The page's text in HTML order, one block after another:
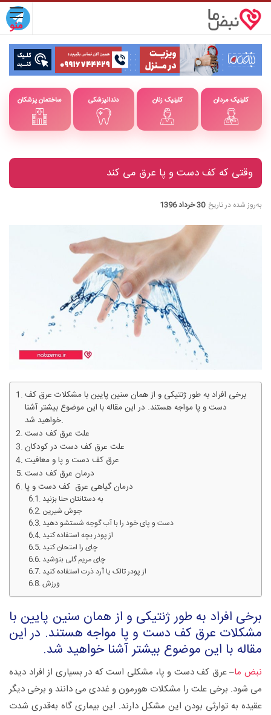
ساختمان پزشکان دندانپزشکی کلینیک زنان کلینیک مردان
وقتی که کف دست و پا عرق می کند
به‌روز شده در تاریخ 30 خرداد 1396
برخی افراد به طور ژنتیکی و از همان سنین پایین با مشکلات عرق کف
دست و پا مواجه هستند. در این مقاله با این موضوع بیشتر آشنا
خواهید شد.
علت عرق کف دست
علت عرق کف دست در کودکان
عرق کف دست و پا و معافیت
درمان عرق کف دست
درمان گیاهی عرق کف دست و پا
به دستانتان حنا بزنید
جوش شیرین
دست و پای خود را با آب گوجه شستشو دهید
از پودر بچه استفاده کنید
چای را امتحان کنید
چای مریم گلی بنوشید
از پودر تالک یا آرد ذرت استفاده کنید
ورزش
برخی افراد به طور ژنتیکی و از همان سنین پایین با
مشکلات عرق کف دست و پا مواجه هستند. در این
مقاله با این موضوع بیشتر آشنا خواهید شد.
نبض ما– عرق کف دست و پا، مشکلی است که در بسیاری از افراد دیده
می شود. برخی علت را مشکلات هورمون و غددی می دانند و برخی دیگر
عقیده به توارثی بودن این مشکل دارند. این بیماری گاه به‌قدری شدت